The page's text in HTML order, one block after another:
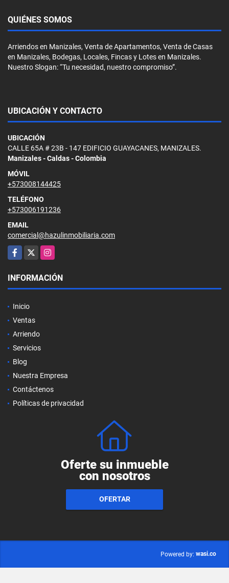
QUIÉNES SOMOS
Arriendos en Manizales, Venta de Apartamentos, Venta de Casas
en Manizales, Bodegas, Locales, Fincas y Lotes en Manizales.
Nuestro Slogan: “Tu necesidad, nuestro compromiso”.
UBICACIÓN Y CONTACTO
UBICACIÓN
CALLE 65A # 23B - 147 EDIFICIO GUAYACANES, MANIZALES.
Manizales - Caldas - Colombia
MÓVIL
+573008144425
TELÉFONO
+573006191236
EMAIL
comercial@hazulinmobiliaria.com
Facebook
X Instagram
INFORMACIÓN
Inicio
Ventas
Arriendo
Servicios
Blog
Nuestra Empresa
Contáctenos
Políticas de privacidad
Oferte su inmueble
con nosotros
OFERTAR
Powered by: wasi.co